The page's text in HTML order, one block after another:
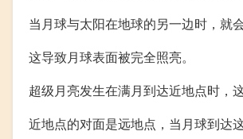
当月球与太阳在地球的另一边时，就
这导致月球表面被完全照亮。
超级月亮发生在满月到达近地点时，
近地点的对面是远地点，当月球到达